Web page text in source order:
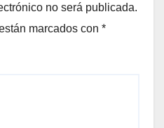
no será publicada.
marcados con *